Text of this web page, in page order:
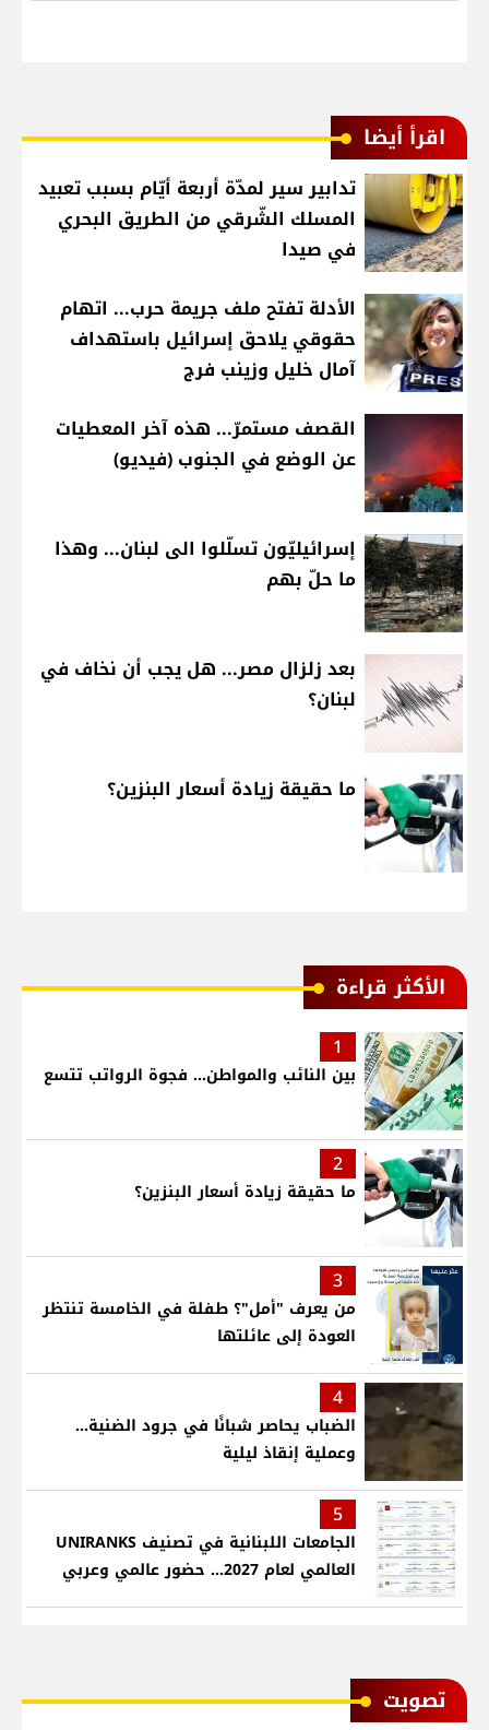
اقرأ أيضا
تدابير سير لمدّة أربعة أيّام بسبب تعبيد
المسلك الشّرقي من الطريق البحري
في صيدا
الأدلة تفتح ملف جريمة حرب... اتهام
حقوقي يلاحق إسرائيل باستهداف
آمال خليل وزينب فرج
القصف مستمرّ... هذه آخر المعطيات
عن الوضع في الجنوب (فيديو)
إسرائيليّون تسلّلوا الى لبنان... وهذا
ما حلّ بهم
بعد زلزال مصر... هل يجب أن نخاف في
لبنان؟
ما حقيقة زيادة أسعار البنزين؟
الأكثر قراءة
1
بين النائب والمواطن... فجوة الرواتب تتسع
2
ما حقيقة زيادة أسعار البنزين؟
3
من يعرف "أمل"؟ طفلة في الخامسة تنتظر
العودة إلى عائلتها
4
الضباب يحاصر شبانًا في جرود الضنية...
وعملية إنقاذ ليلية
5
الجامعات اللبنانية في تصنيف UNIRANKS
العالمي لعام 2027... حضور عالمي وعربي
ﺗﺼﻮﻳﺖ